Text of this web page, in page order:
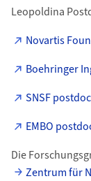
Leopoldina
Novartis
Boehringer
SNSF postdoc
EMBO
Die
Zentrum für